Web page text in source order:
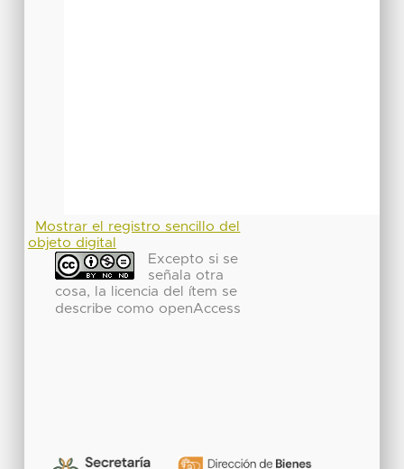
Mostrar el registro sencillo del
objeto digital
Excepto si se
señala otra
cosa, la licencia del ítem se
describe como openAccess